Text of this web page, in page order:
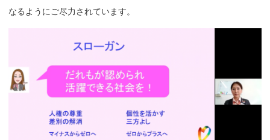
なるようにご尽力されています。